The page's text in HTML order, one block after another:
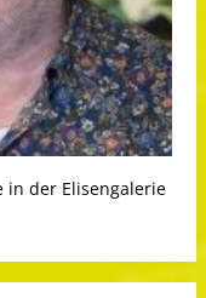
in der Elisengalerie